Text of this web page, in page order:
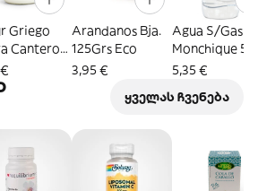
Griego
Cantero
Gr.
Arandanos Bja.
125Grs Eco
3,95 €
Agua S/Gas
Monchique 5L
5,35 €
ყველას ჩვენება